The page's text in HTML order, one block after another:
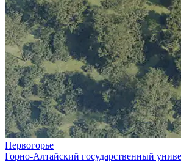
Первогорье
Горно-Алтайский государственный